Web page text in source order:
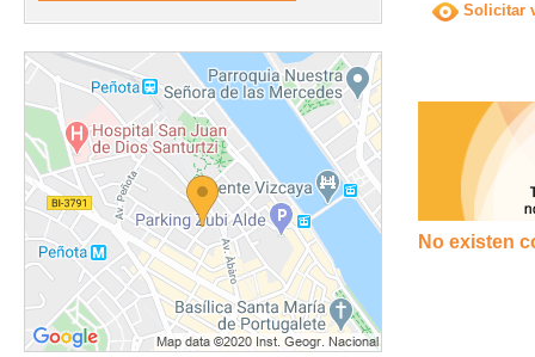
Solicitar
No existen